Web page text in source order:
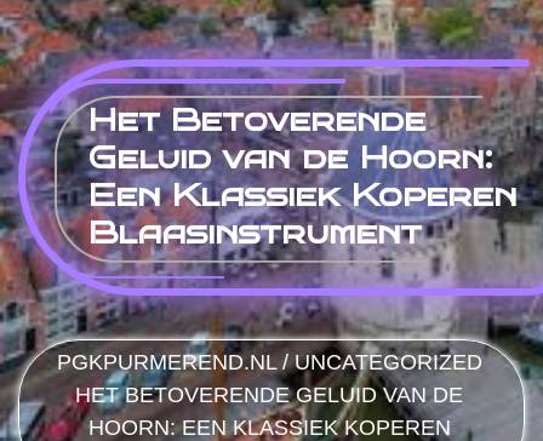
Het Betoverende
Geluid van de Hoorn:
Een Klassiek Koperen
Blaasinstrument
PGKPURMEREND.NL /UNCATEGORIZED
HET BETOVERENDE GELUID VAN DE
HOORN: EEN KLASSIEK KOPEREN